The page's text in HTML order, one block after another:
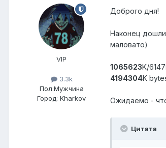
VIP
3.3k
Пол:Мужчина
Город: Kharkov
Доброго дня!
Наконец дошли
маловато)
1065623K/
4194304K
Ожидаемо -
Цитата